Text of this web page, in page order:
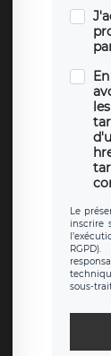
Le
inscrire
sous-
toute
sont